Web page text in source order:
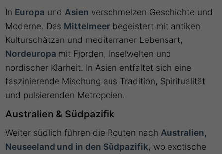
In Europa und Asien verschmelzen Geschichte und
Moderne. Das Mittelmeer begeistert mit antiken
Kulturschätzen und mediterraner Lebensart,
Nordeuropa mit Fjorden, Inselwelten und
nordischer Klarheit. In Asien entfaltet sich eine
faszinierende Mischung aus Tradition, Spiritualität
und pulsierenden Metropolen.
Australien & Südpazifik
Weiter südlich führen die Routen nach Australien,
Neuseeland und in den Südpazifik, wo exotische